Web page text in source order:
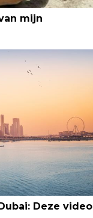
mijn
Deze video